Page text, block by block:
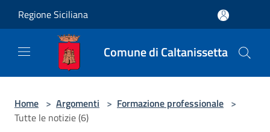
Regione Siciliana
Comune di Caltanissetta
Home > Argomenti > Formazione professionale >
Tutte le notizie (6)